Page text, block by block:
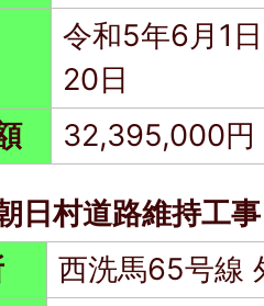
令和5年6月1
20日
32,395,000円
日村道路維持工
西洗馬65号線